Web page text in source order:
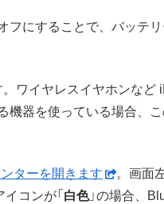
フにすることで、バッテ
。ワイヤレスイヤホンなど
機器を使っている場合、
ターを開きます
。画面
イコンが「 白色」の場合、